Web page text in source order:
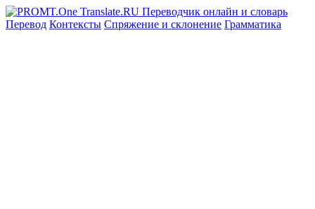
Перевод Контексты Спряжение и склонение Грамматика